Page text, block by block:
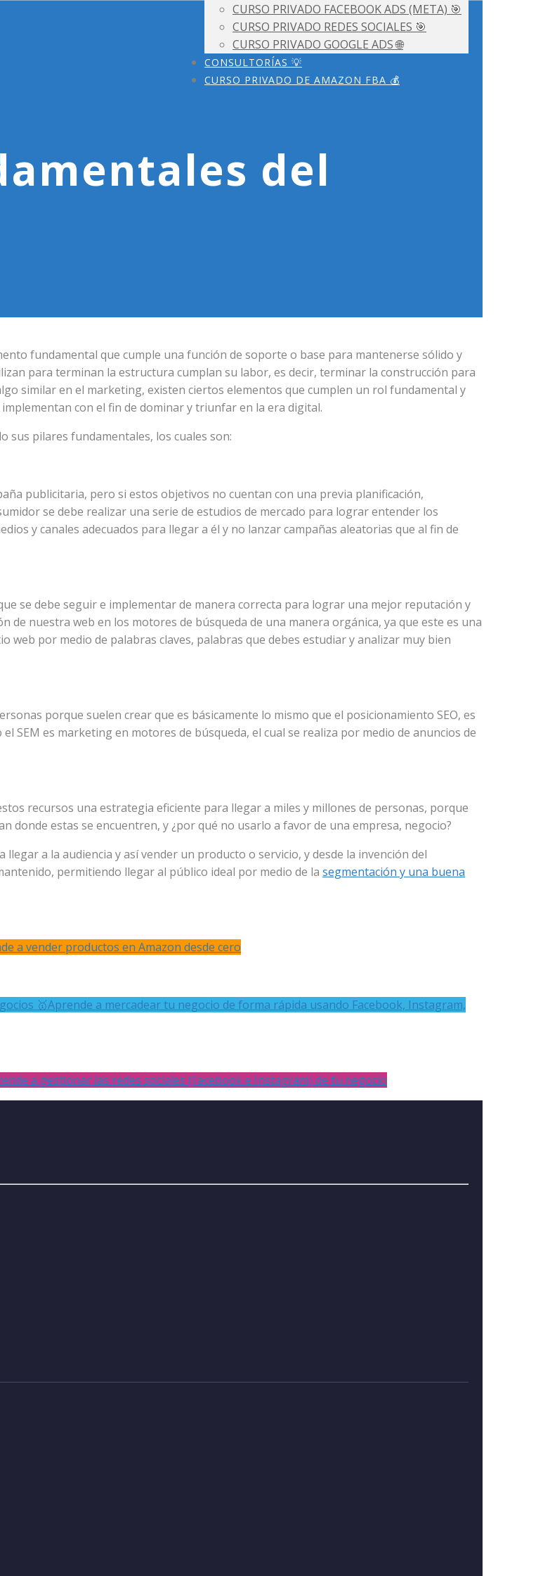
CURSO PRIVADO FACEBOOK ADS (META) 🎯
CURSO PRIVADO REDES SOCIALES 🎯
CURSO PRIVADO GOOGLE ADS 🌐
CONSULTORÍAS 💡
CURSO PRIVADO DE AMAZON FBA 💰
del
fundamental que cumple una función de soporte o base para mantenerse sólido y
para terminan la estructura cumplan su labor, es decir, terminar la construcción para
similar en el marketing, existen ciertos elementos que cumplen un rol fundamental y
con el fin de dominar y triunfar en la era digital.
pilares fundamentales, los cuales son:
publicitaria, pero si estos objetivos no cuentan con una previa planificación,
se debe realizar una serie de estudios de mercado para lograr entender los
y canales adecuados para llegar a él y no lanzar campañas aleatorias que al fin de
se debe seguir e implementar de manera correcta para lograr una mejor reputación y
nuestra web en los motores de búsqueda de una manera orgánica, ya que este es una
por medio de palabras claves, palabras que debes estudiar y analizar muy bien
porque suelen crear que es básicamente lo mismo que el posicionamiento SEO, es
SEM es marketing en motores de búsqueda, el cual se realiza por medio de anuncios de
recursos una estrategia eficiente para llegar a miles y millones de personas, porque
donde estas se encuentren, y ¿por qué no usarlo a favor de una empresa, negocio?
a la audiencia y así vender un producto o servicio, y desde la invención del
permitiendo llegar al público ideal por medio de la segmentación y una buena
a vender productos en Amazon desde cero
🥇Aprende a mercadear tu negocio de forma rápida usando Facebook, Instagram,
a gestionar las redes sociales (Facebook e Instagram) de tu negocio